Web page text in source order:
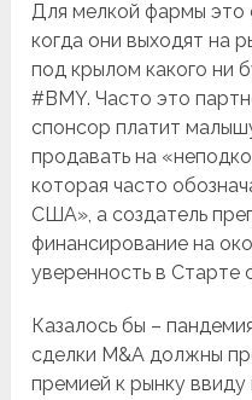
Для мелкой фармы это
когда они выходят на
под крылом какого ни
#BMY. Часто это
спонсор платит
продавать на
которая часто
США», а создатель
финансирование на
уверенность в Старте
Казалось бы –
сделки M&A должны
премией к рынку ввиду